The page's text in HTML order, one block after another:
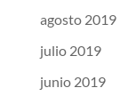
agosto 2019
julio 2019
junio 2019